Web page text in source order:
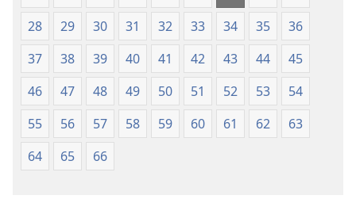
de 1987)de 1987)
28
29 30 31 32 33 34 35
36
37
38 39 40 41 42 43 44
45
46
47 48 49 50 51 52 53
54
55
56 57 58 59 60 61 62
63
64
65 66